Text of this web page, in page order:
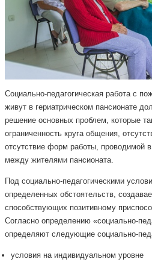
Социально-педагогическая работа с
живут в гериатрическом пансионате
решение основных проблем, которые
ограниченность круга общения,
отсутствие форм работы, проводимой
между жителями пансионата.
Под социально-педагогическими
определенных обстоятельств,
способствующих позитивному
Согласно определению «социально-
определяют следующие социально-
условия на индивидуальном уровне